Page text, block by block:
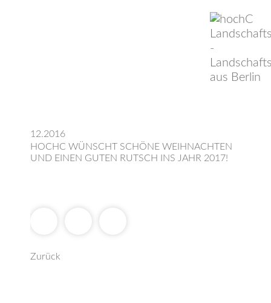
12.2016
HOCHC WÜNSCHT SCHÖNE WEIHNACHTEN
UND EINEN GUTEN RUTSCH INS JAHR 2017!
Zurück